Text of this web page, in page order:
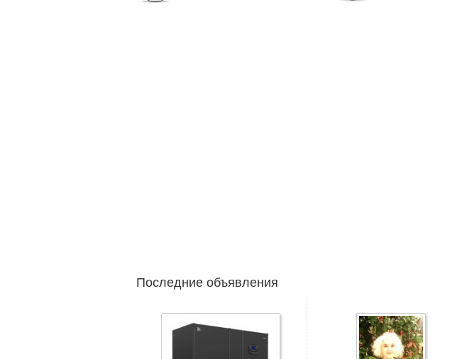
Последние объявления